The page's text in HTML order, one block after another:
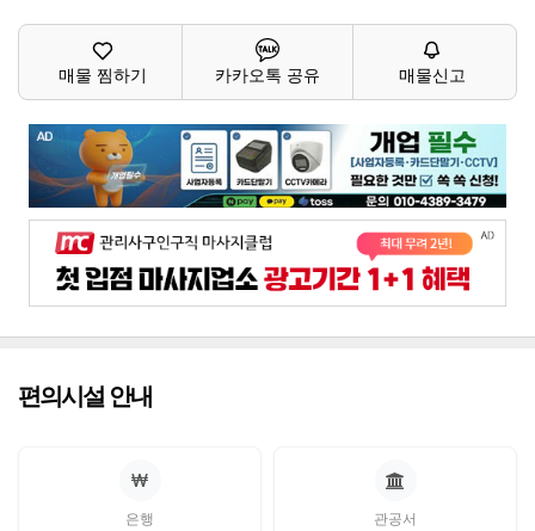
매물 찜하기 카카오톡 공유 매물신고
편의시설 안내
은행 관공서